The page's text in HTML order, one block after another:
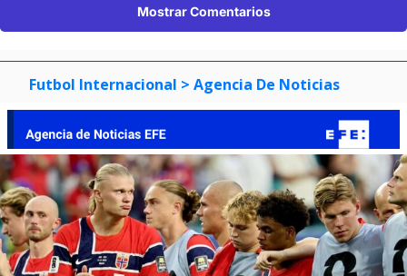
Mostrar Comentarios
Futbol Internacional > Agencia De Noticias